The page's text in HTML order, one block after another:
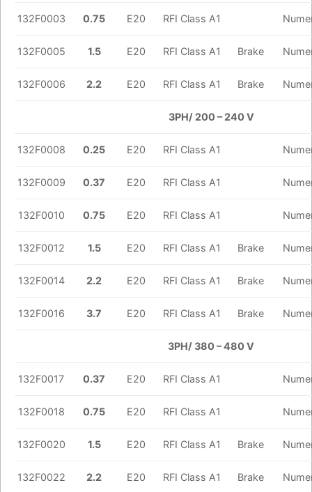
132F0003 0.75 E20 RFI Class A1
132F0005 1.5 E20 RFI Class A1 Brake
132F0006 2.2 E20 RFI Class A1 Brake
3PH/ 200 – 240 V
132F0008 0.25 E20 RFI Class A1
132F0009 0.37 E20 RFI Class A1
132F0010 0.75 E20 RFI Class A1
132F0012 1.5 E20 RFI Class A1 Brake
132F0014 2.2 E20 RFI Class A1 Brake
132F0016 3.7 E20 RFI Class A1 Brake
3PH/ 380 – 480 V
132F0017 0.37 E20 RFI Class A1
132F0018 0.75 E20 RFI Class A1
132F0020 1.5 E20 RFI Class A1 Brake
132F0022 2.2 E20 RFI Class A1 Brake